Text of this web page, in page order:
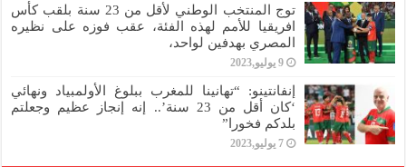
توج المنتخب الوطني لأقل من 23 سنة بلقب كأس
افريقيا للأمم لهذه الفئة، عقب فوزه على نظيره
المصري بهدفين لواحد،
9 يوليو,2023
إنفانتينو: “تهانينا للمغرب ببلوغ الأولمبياد ونهائي
‘كان أقل من 23 سنة’.. إنه إنجاز عظيم وجعلتم
بلدكم فخورا”
7 يوليو,2023